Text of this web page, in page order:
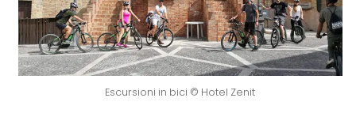
Escursioni in bici © Hotel Zenit